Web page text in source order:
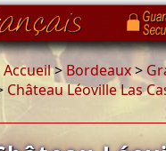
Accueil>Bordeaux>
Château Léoville Las